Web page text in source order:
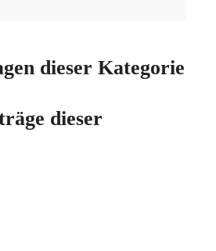
dieser Kategorie
dieser